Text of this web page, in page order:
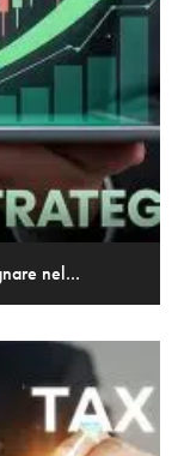
nel...